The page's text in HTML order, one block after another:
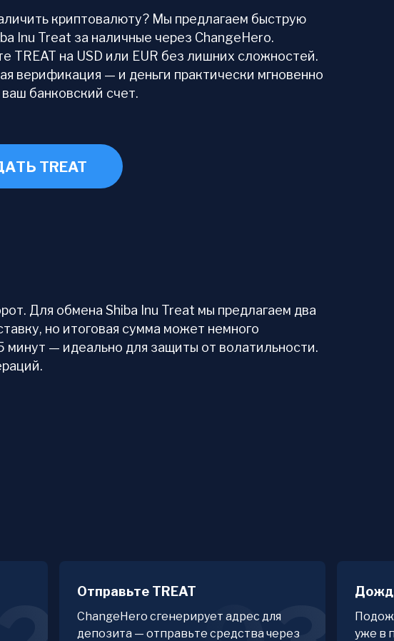
криптовалюту? Мы предлагаем быструю
Inu Treat за наличные через ChangeHero.
TREAT на USD или EUR без лишних сложностей.
верификация — и деньги практически мгновенно
ваш банковский счет.
TREAT
Для обмена Shiba Inu Treat мы предлагаем два
но итоговая сумма может немного
минут — идеально для защиты от волатильности.
Отправьте TREAT
ChangeHero сгенерирует адрес для
депозита — отправьте средства через
уже в